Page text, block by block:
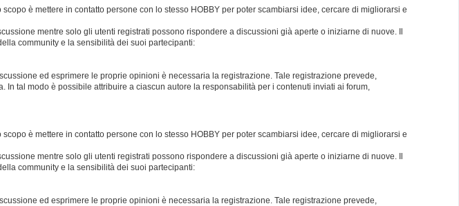
è mettere in contatto persone con lo stesso HOBBY per poter scambiarsi idee, cercare di migliorarsi e
mentre solo gli utenti registrati possono rispondere a discussioni già aperte o iniziarne di nuove. Il
community e la sensibilità dei suoi partecipanti:
ed esprimere le proprie opinioni è necessaria la registrazione. Tale registrazione prevede,
tal modo è possibile attribuire a ciascun autore la responsabilità per i contenuti inviati ai forum,
è mettere in contatto persone con lo stesso HOBBY per poter scambiarsi idee, cercare di migliorarsi e
mentre solo gli utenti registrati possono rispondere a discussioni già aperte o iniziarne di nuove. Il
community e la sensibilità dei suoi partecipanti:
ed esprimere le proprie opinioni è necessaria la registrazione. Tale registrazione prevede,